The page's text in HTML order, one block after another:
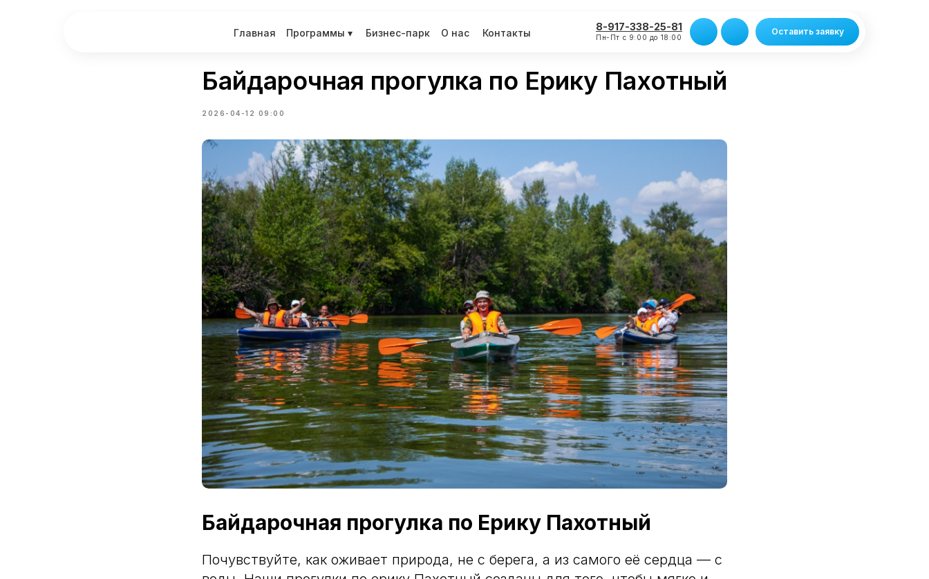
Оставить заявку
Главная Программы ▾ Бизнес-парк О нас Контакты 8-917-338-25-81
Пн-Пт с 9:00 до 18:00
Байдарочная прогулка по Ерику Пахотный
2026-04-12 09:00
Байдарочная прогулка по Ерику Пахотный
Почувствуйте, как оживает природа, не с берега, а из самого её сердца — с